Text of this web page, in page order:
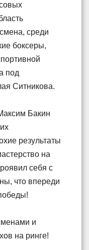
среди
боксеры,
под
Ситникова.
Бакин
результаты
на
себя с
что впереди
и
на ринге!